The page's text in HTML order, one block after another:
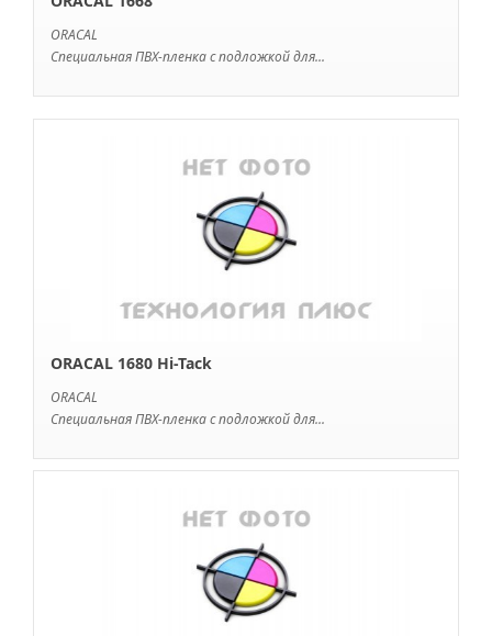
ORACAL
Специальная ПВХ-пленка с подложкой для...
ORACAL 1680 Hi-Tack
ORACAL
Специальная ПВХ-пленка с подложкой для...